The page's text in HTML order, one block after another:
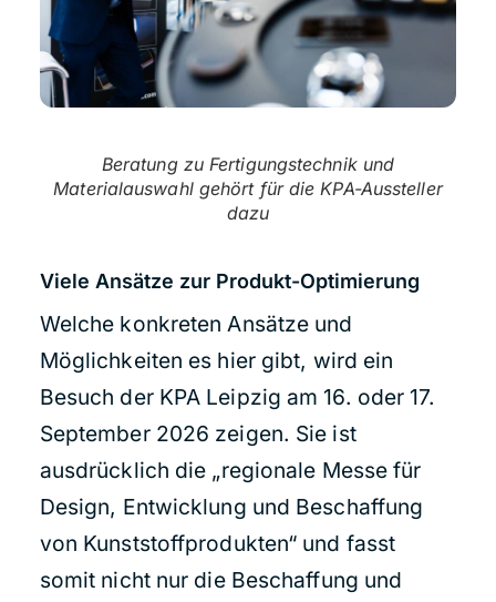
Beratung zu Fertigungstechnik und
Materialauswahl gehört für die KPA-Aussteller
dazu
Viele Ansätze zur Produkt-Optimierung
Welche konkreten Ansätze und
Möglichkeiten es hier gibt, wird ein
Besuch der KPA Leipzig am 16. oder 17.
September 2026 zeigen. Sie ist
ausdrücklich die „regionale Messe für
Design, Entwicklung und Beschaffung
von Kunststoffprodukten“ und fasst
somit nicht nur die Beschaffung und